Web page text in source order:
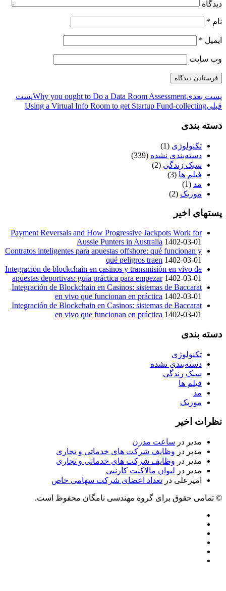
دیدگاه
نام *
ایمیل *
وب‌ سایت
پست بعدیWhy you ought to Do a Data Room Assessmentپست
قبلیUsing a Virtual Info Room to get Startup Fund-collecting
دسته بندی
تکنولوژی (1)
دسته‌بندی نشده (339)
سبک زندگی (2)
فیلم ها (3)
مد (1)
موزیک (2)
پستهای اخیر
Payment Reversals and How Progressive Jackpots Work for
Aussie Punters in Australia 1402-03-01
Contratos inteligentes para apuestas offshore: qué funcionan y
qué peligros traen 1402-03-01
Integración de blockchain en casinos y transmisión en vivo de
apuestas deportivas: guía práctica para empezar 1402-03-01
Integración de Blockchain en Casinos: sistemas de Baccarat
en vivo que funcionan en práctica 1402-03-01
Integración de Blockchain en Casinos: sistemas de Baccarat
en vivo que funcionan en práctica 1402-03-01
دسته بندی
تکنولوژی
دسته‌بندی نشده
سبک زندگی
فیلم ها
مد
موزیک
نظرات اخیر
مدیر در ساعت مدرن
مدیر در وظایف شرکت های خدماتی و تجاری
مدیر در وظایف شرکت های خدماتی و تجاری
مدیر در لیوان مالاکیت کارنبی
امیرعلی در تعداد اعضای شرکت سهامی خاص
© تمامی حقوق برای گروه مهندسی نامگان محفوظ است.